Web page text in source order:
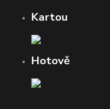
Kartou
Hotově